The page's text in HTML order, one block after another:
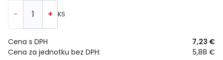
- + KS
Cena za jednotku bez DPH: 5,88 €
Cena s DPH 7,23 €